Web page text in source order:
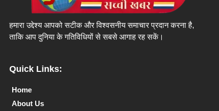
हमारा उद्देश्य आपको सटीक और विश्वसनीय समाचार प्रदान करना है,
ताकि आप दुनिया के गतिविधियों से सबसे आगाह रह सकें।
Quick Links:
Home
About Us